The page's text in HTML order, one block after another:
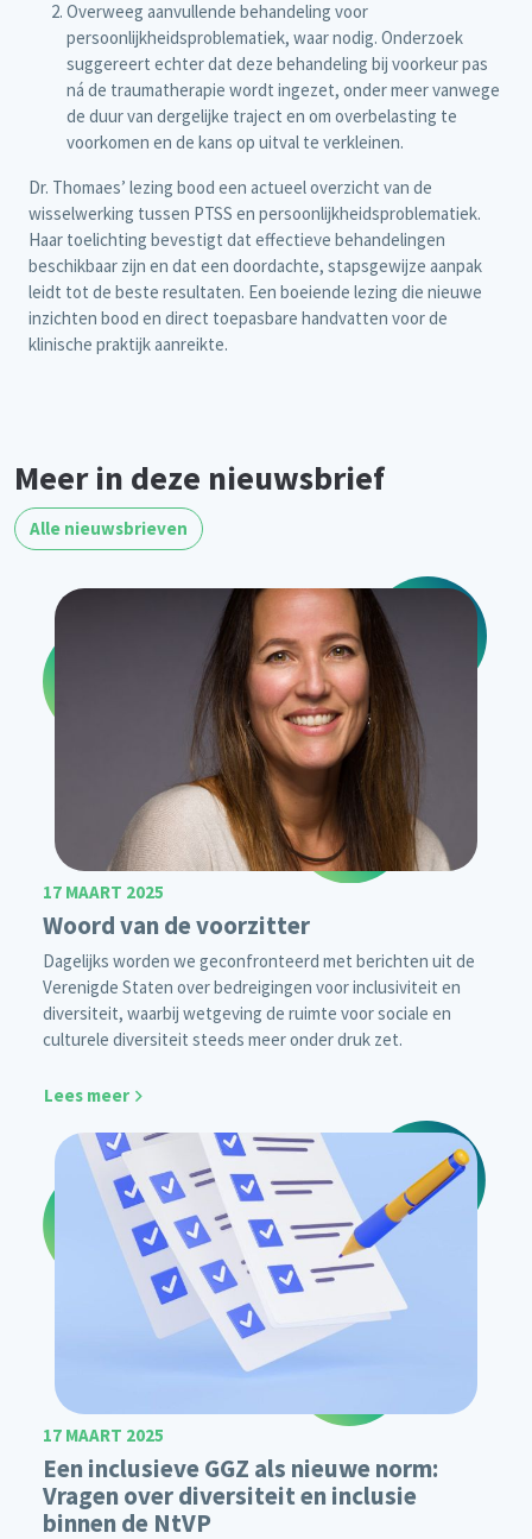
Overweeg aanvullende behandeling voor
persoonlijkheidsproblematiek, waar nodig. Onderzoek
suggereert echter dat deze behandeling bij voorkeur pas
ná de traumatherapie wordt ingezet, onder meer vanwege
de duur van dergelijke traject en om overbelasting te
voorkomen en de kans op uitval te verkleinen.
Dr. Thomaes’ lezing bood een actueel overzicht van de
wisselwerking tussen PTSS en persoonlijkheidsproblematiek.
Haar toelichting bevestigt dat effectieve behandelingen
beschikbaar zijn en dat een doordachte, stapsgewijze aanpak
leidt tot de beste resultaten. Een boeiende lezing die nieuwe
inzichten bood en direct toepasbare handvatten voor de
klinische praktijk aanreikte.
Meer in deze nieuwsbrief
Alle nieuwsbrieven
17 MAART 2025
Woord van de voorzitter
Dagelijks worden we geconfronteerd met berichten uit de
Verenigde Staten over bedreigingen voor inclusiviteit en
diversiteit, waarbij wetgeving de ruimte voor sociale en
culturele diversiteit steeds meer onder druk zet.
Lees meer
17 MAART 2025
Een inclusieve GGZ als nieuwe norm:
Vragen over diversiteit en inclusie
binnen de NtVP